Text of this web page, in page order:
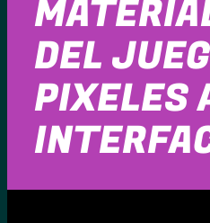
DEL
PIXELES